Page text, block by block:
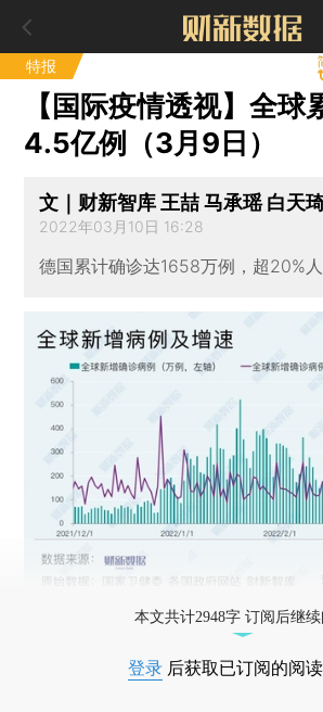
特报
【国际疫情透视】全球
4.5亿例（3月9日）
文｜财新智库 王喆 马承瑶 白天
2022年03月10日 16:28
德国累计确诊达1658万例，超20%
本文共计2948字 订阅后继
登录 后获取已订阅的阅